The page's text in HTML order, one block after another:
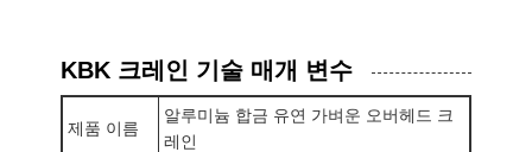
KBK 크레인 기술 매개 변수
제품 이름
알루미늄 합금 유연 가벼운 오버헤드 크
레인